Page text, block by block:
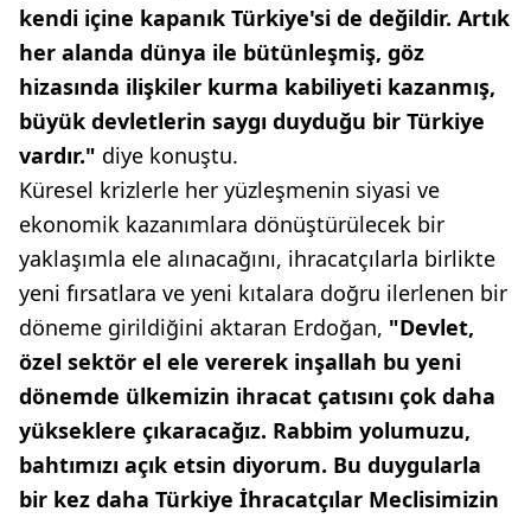
kendi içine kapanık Türkiye'si de değildir. Artık
her alanda dünya ile bütünleşmiş, göz
hizasında ilişkiler kurma kabiliyeti kazanmış,
büyük devletlerin saygı duyduğu bir Türkiye
vardır." diye konuştu.
Küresel krizlerle her yüzleşmenin siyasi ve
ekonomik kazanımlara dönüştürülecek bir
yaklaşımla ele alınacağını, ihracatçılarla birlikte
yeni fırsatlara ve yeni kıtalara doğru ilerlenen bir
döneme girildiğini aktaran Erdoğan, "Devlet,
özel sektör el ele vererek inşallah bu yeni
dönemde ülkemizin ihracat çatısını çok daha
yükseklere çıkaracağız. Rabbim yolumuzu,
bahtımızı açık etsin diyorum. Bu duygularla
bir kez daha Türkiye İhracatçılar Meclisimizin